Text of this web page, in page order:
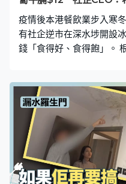
人走過來，問可否賣給我
疫情後本港餐飲業步入寒
有社企逆市在深水埗開設
錢「食得好、食得飽」。
子調查顯示，受訪者擔心
物價格相當煩惱。 社企行
不同基層人士，包括獨居
冰室能夠服務更多有需要
社區飯堂，我哋好想服務
咁食飯，可能食一隻烚蛋
嚟食一碗番薯粥，佢哋都